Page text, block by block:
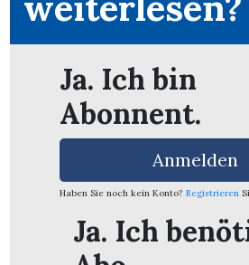
Ja. Ich bin
Abonnent.
Anmelden
Haben Sie noch kein Konto? Registrieren
Ja. Ich